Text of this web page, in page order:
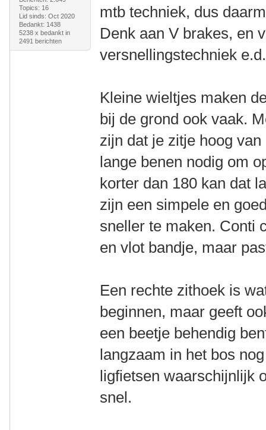
Topics: 16
Lid sinds: Oct 2020
Bedankt: 1438
5238 x bedankt in
2491 berichten
mtb techniek, dus
Denk aan V brakes, en
versnellingstechniek e.d.
Kleine wieltjes maken
bij de grond ook vaak.
zijn dat je zitje hoog
lange benen nodig om
korter dan 180 kan dat
zijn een simpele en
sneller te maken. Conti
en vlot bandje, maar
Een rechte zithoek is
beginnen, maar geeft
een beetje behendig
langzaam in het bos
ligfietsen waarschijnlijk
snel.